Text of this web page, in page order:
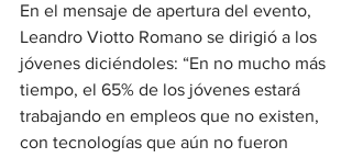
En el mensaje de apertura del evento,
Leandro Viotto Romano se dirigió a los
jóvenes diciéndoles: “En no mucho más
tiempo, el 65% de los jóvenes estará
trabajando en empleos que no existen,
con tecnologías que aún no fueron